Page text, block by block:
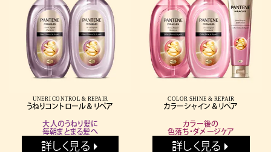
UNERI CONTROL & REPAIR
うねりコントロール＆リペア
大人のうねり髪に
毎朝まとまる髪へ
詳しく見る
COLOR SHINE & REPAIR
カラーシャイン＆リペア
カラー後の
色落ち・ダメージケア
詳しく見る